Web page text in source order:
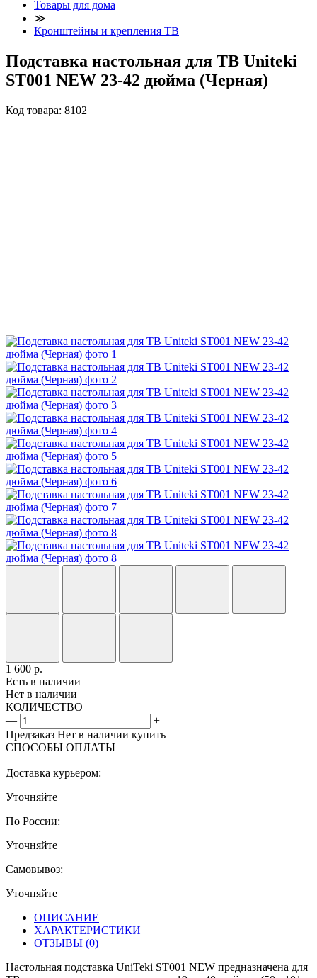
Товары для дома
≫
Кронштейны и крепления ТВ
Подставка настольная для ТВ Uniteki
ST001 NEW 23-42 дюйма (Черная)
Код товара: 8102
1 600 р.
Есть в наличии
Нет в наличии
КОЛИЧЕСТВО
—
+
Предзаказ Нет в наличии купить
СПОСОБЫ ОПЛАТЫ
Доставка курьером:
Уточняйте
По России:
Уточняйте
Самовывоз:
Уточняйте
ОПИСАНИЕ
ХАРАКТЕРИСТИКИ
ОТЗЫВЫ (0)
Настольная подставка UniTeki ST001 NEW предназначена для